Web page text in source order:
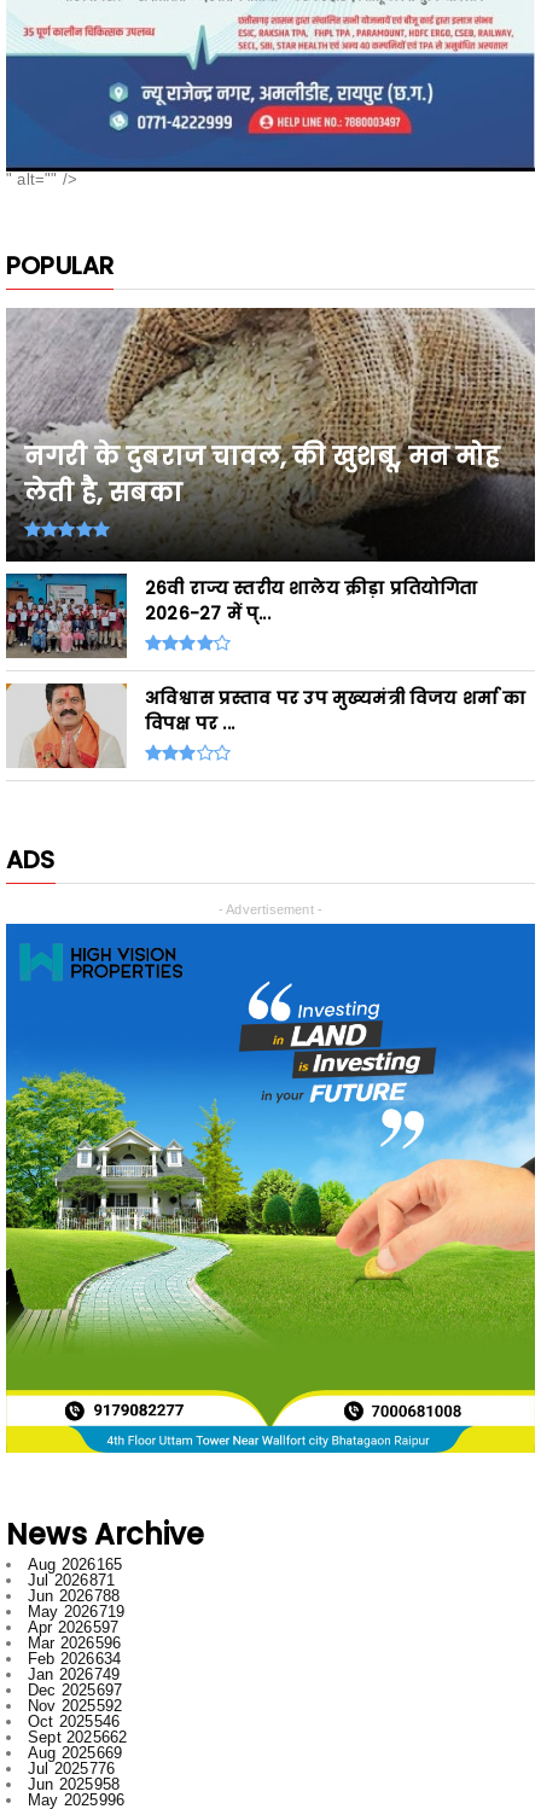
POPULAR
नगरी के दुबराज चावल, की खुशबू, मन मोह
लेती है, सबका
26वी राज्य स्तरीय शालेय क्रीड़ा प्रतियोगिता
2026-27 में प्...
अविश्वास प्रस्ताव पर उप मुख्यमंत्री विजय शर्मा का
विपक्ष पर ...
ADS
News Archive
Jun 2026
788
May 2026719
Apr 2026597
Mar 2026596
Feb 2026634
Jan 2026749
Dec 2025697
Nov 2025592
Oct 2025546
Sept 2025662
Aug 2025669
Jul 2025776
Jun 2025958
May 2025996
Apr 2025918
Mar 2025974
Feb 2025797
Jan 20251008